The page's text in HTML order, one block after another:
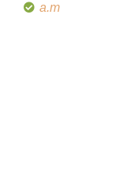
a.m